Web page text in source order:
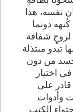
نفسه، هذا
دونما
لروحٍ شفافة
تبدو مبتذلة
جسد من دون
اختيار
على
وأدوات
الكتب